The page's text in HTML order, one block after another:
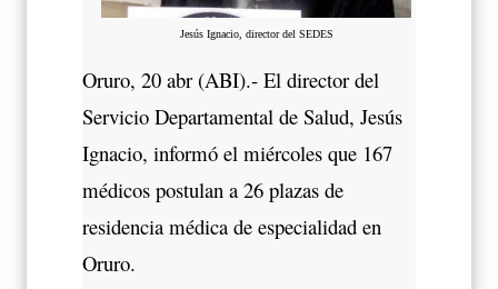
Jesús Ignacio, director del SEDES
Oruro, 20 abr (ABI).- El director del
Servicio Departamental de Salud, Jesús
Ignacio, informó el miércoles que 167
médicos postulan a 26 plazas de
residencia médica de especialidad en
Oruro.